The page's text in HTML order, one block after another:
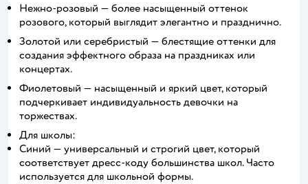
Нежно-розовый — более насыщенный оттенок
розового, который выглядит элегантно и празднично.
Золотой или серебристый — блестящие оттенки для
создания эффектного образа на праздниках или
концертах.
Фиолетовый — насыщенный и яркий цвет, который
подчеркивает индивидуальность девочки на
торжествах.
Для школы:
Синий — универсальный и строгий цвет, который
соответствует дресс-коду большинства школ. Часто
используется для школьной формы.